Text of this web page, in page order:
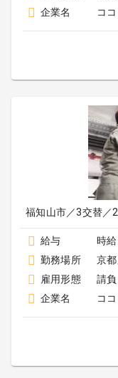
企業名
コ
福知山市／3交替／
給与
時
勤務場所
京
雇用形態
請負
企業名
コ